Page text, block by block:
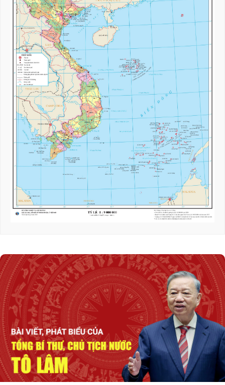
thư Trần Cẩm Tú tại Phiên họp toàn thể về đối
ngoại Đảng và đối ngoại nhân dân
Thường trực Ban Bí thư Trần Cẩm Tú tiếp Đại
sứ Singapore
Khẩn trương hoàn thiện đề xuất cơ chế, chính
sách phát triển Trung tâm lọc hóa dầu và
năng lượng quốc gia tại Dung Quất (Quảng
Ngãi)
Triển khai hiệu quả Thỏa thuận hợp tác giữa
hai Quốc hội Việt Nam - Thái Lan
Tổng Bí thư, Chủ tịch nước tiếp Tư lệnh Bộ
Nỗ lực để biến cơ hội bên ngoài trở thành
nguồn lực phát triển
Tổng Bí thư, Chủ tịch nước Tô Lâm: Quan hệ
Việt Nam - Malaysia ngày càng phát triển
năng động
Thủ tướng Lê Minh Hưng tiếp Bộ trưởng
Quốc phòng Malaysia